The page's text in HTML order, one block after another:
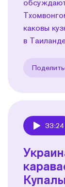
каковы
в
33:24